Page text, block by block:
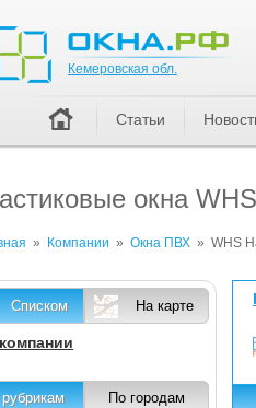
окна
» Компании » Окна ПВХ » WHS
Списком На карте
По городам
Кемеровская обл.
Статьи